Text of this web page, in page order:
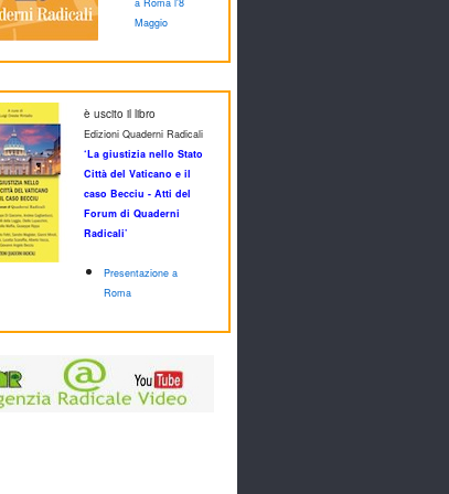
a Roma l'8
Maggio
è uscito il libro
Edizioni Quaderni Radicali
‘La giustizia nello Stato
Città del Vaticano e il
caso Becciu - Atti del
Forum di Quaderni
Radicali’
Presentazione a
Roma